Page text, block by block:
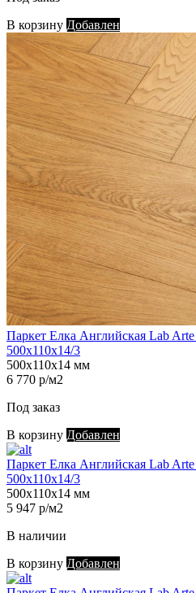
В корзину Добавлен
Паркет Елка Английская Lab
500х110х14/3
500х110х14 мм
6 770 р/м2
Под заказ
В корзину Добавлен
Паркет Елка Английская Lab
500х110х14/3
500х110х14 мм
5 947 р/м2
В наличии
В корзину Добавлен